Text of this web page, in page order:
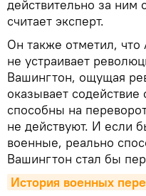
действительно за ним
считает эксперт.
Он также отметил,
не устраивает
Вашингтон, ощущая
оказывает
способны на
не действуют. И если
военные, реально
Вашингтон стал бы
История военных